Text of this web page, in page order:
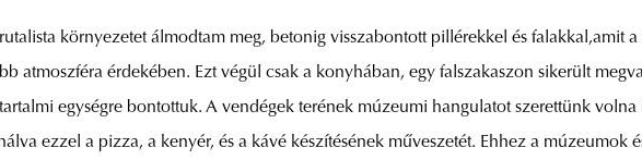
környezetet álmodtam meg, betonig visszabontott pillérekkel és falakkal,amit
atmoszféra érdekében. Ezt végül csak a konyhában, egy falszakaszon sikerült
egységre bontottuk. A vendégek terének múzeumi hangulatot szerettünk
ezzel a pizza, a kenyér, és a kávé készítésének műveszetét. Ehhez a múzeumok